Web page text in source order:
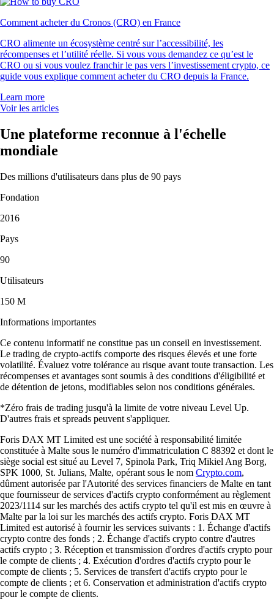
Comment acheter du Cronos (CRO) en France
CRO alimente un écosystème centré sur l’accessibilité, les
récompenses et l’utilité réelle. Si vous vous demandez ce qu’est le
CRO ou si vous voulez franchir le pas vers l’investissement crypto, ce
guide vous explique comment acheter du CRO depuis la France.
Learn more
Voir les articles
Une plateforme reconnue à l'échelle
mondiale
Des millions d'utilisateurs dans plus de 90 pays
Fondation
2016
Pays
90
Utilisateurs
150 M
Informations importantes
Ce contenu informatif ne constitue pas un conseil en investissement.
Le trading de crypto-actifs comporte des risques élevés et une forte
volatilité. Évaluez votre tolérance au risque avant toute transaction. Les
récompenses et avantages sont soumis à des conditions d'éligibilité et
de détention de jetons, modifiables selon nos conditions générales.
*Zéro frais de trading jusqu'à la limite de votre niveau Level Up.
D'autres frais et spreads peuvent s'appliquer.
Foris DAX MT Limited est une société à responsabilité limitée
constituée à Malte sous le numéro d'immatriculation C 88392 et dont le
siège social est situé au Level 7, Spinola Park, Triq Mikiel Ang Borg,
SPK 1000, St. Julians, Malte, opérant sous le nom Crypto.com,
dûment autorisée par l'Autorité des services financiers de Malte en tant
que fournisseur de services d'actifs crypto conformément au règlement
2023/1114 sur les marchés des actifs crypto tel qu'il est mis en œuvre à
Malte par la loi sur les marchés des actifs crypto. Foris DAX MT
Limited est autorisé à fournir les services suivants : 1. Échange d'actifs
crypto contre des fonds ; 2. Échange d'actifs crypto contre d'autres
actifs crypto ; 3. Réception et transmission d'ordres d'actifs crypto pour
le compte de clients ; 4. Exécution d'ordres d'actifs crypto pour le
compte de clients ; 5. Services de transfert d'actifs crypto pour le
compte de clients ; et 6. Conservation et administration d'actifs crypto
pour le compte de clients.